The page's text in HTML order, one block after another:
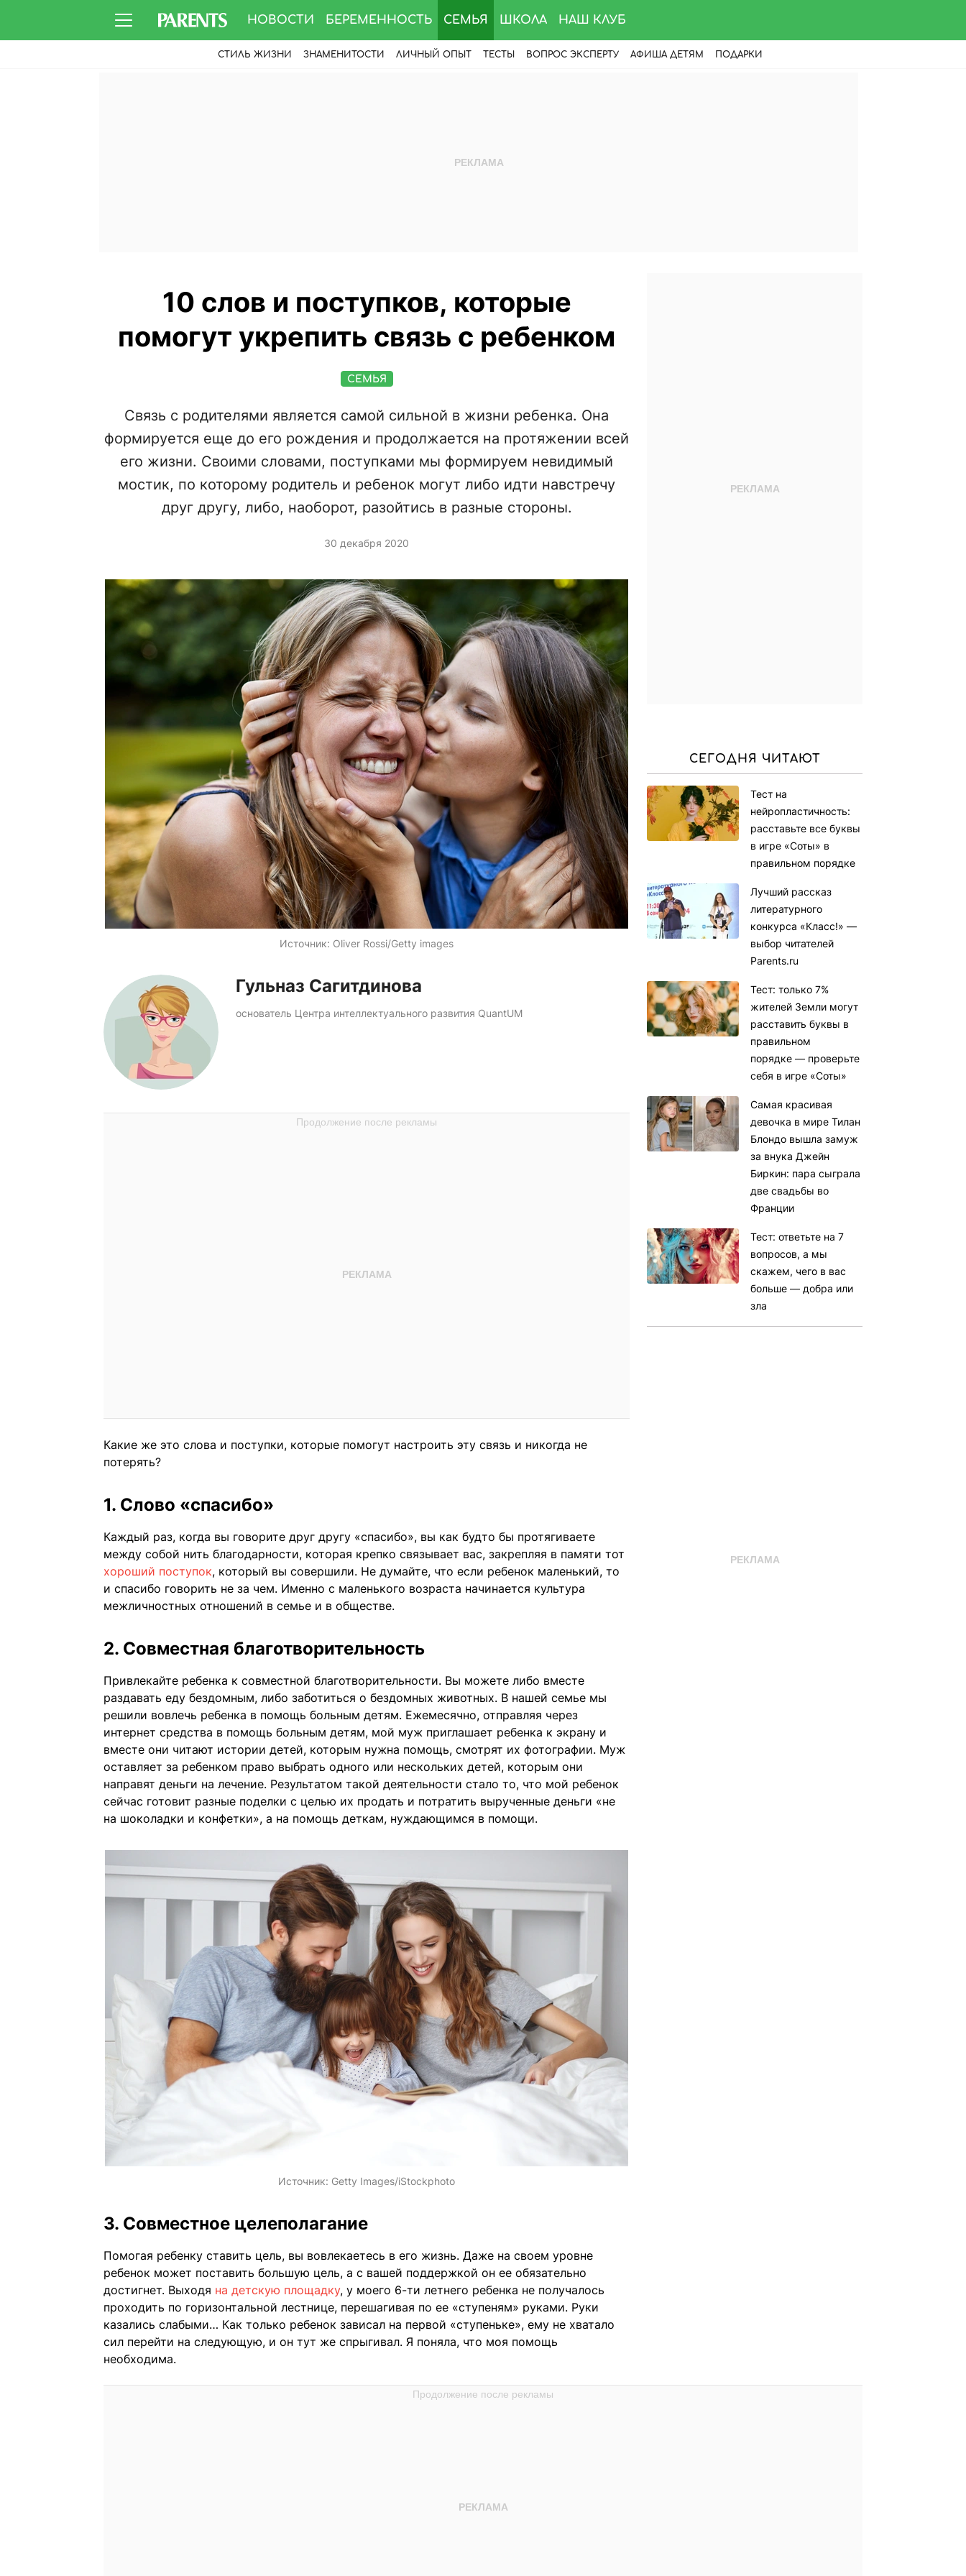
НОВОСТИ БЕРЕМЕННОСТЬ СЕМЬЯ ШКОЛА НАШ КЛУБ
СТИЛЬ ЖИЗНИ ЗНАМЕНИТОСТИ ЛИЧНЫЙ ОПЫТ ТЕСТЫ ВОПРОС ЭКСПЕРТУ АФИША ДЕТЯМ ПОДАРКИ
10 слов и поступков, которые
помогут укрепить связь с ребенком
СЕМЬЯ
Связь с родителями является самой сильной в жизни ребенка. Она
формируется еще до его рождения и продолжается на протяжении всей
его жизни. Своими словами, поступками мы формируем невидимый
мостик, по которому родитель и ребенок могут либо идти навстречу
друг другу, либо, наоборот, разойтись в разные стороны.
30 декабря 2020
Источник: Oliver Rossi/Getty images
Гульназ Сагитдинова
основатель Центра интеллектуального развития QuantUM
Какие же это слова и поступки, которые помогут настроить эту связь и никогда не
потерять?
1. Слово «спасибо»
Каждый раз, когда вы говорите друг другу «спасибо», вы как будто бы протягиваете
между собой нить благодарности, которая крепко связывает вас, закрепляя в памяти тот
хороший поступок, который вы совершили. Не думайте, что если ребенок маленький, то
и спасибо говорить не за чем. Именно с маленького возраста начинается культура
межличностных отношений в семье и в обществе.
2. Совместная благотворительность
Привлекайте ребенка к совместной благотворительности. Вы можете либо вместе
раздавать еду бездомным, либо заботиться о бездомных животных. В нашей семье мы
решили вовлечь ребенка в помощь больным детям. Ежемесячно, отправляя через
интернет средства в помощь больным детям, мой муж приглашает ребенка к экрану и
вместе они читают истории детей, которым нужна помощь, смотрят их фотографии. Муж
оставляет за ребенком право выбрать одного или нескольких детей, которым они
направят деньги на лечение. Результатом такой деятельности стало то, что мой ребенок
сейчас готовит разные поделки с целью их продать и потратить вырученные деньги «не
на шоколадки и конфетки», а на помощь деткам, нуждающимся в помощи.
Источник: Getty Images/iStockphoto
3. Совместное целеполагание
Помогая ребенку ставить цель, вы вовлекаетесь в его жизнь. Даже на своем уровне
ребенок может поставить большую цель, а с вашей поддержкой он ее обязательно
достигнет. Выходя на детскую площадку, у моего 6-ти летнего ребенка не получалось
проходить по горизонтальной лестнице, перешагивая по ее «ступеням» руками. Руки
казались слабыми… Как только ребенок зависал на первой «ступеньке», ему не хватало
сил перейти на следующую, и он тут же спрыгивал. Я поняла, что моя помощь
необходима.
СЕГОДНЯ ЧИТАЮТ
Тест на
нейропластичность:
расставьте все буквы
в игре «Соты» в
правильном порядке
Лучший рассказ
литературного
конкурса «Класс!» —
выбор читателей
Parents.ru
Тест: только 7%
жителей Земли могут
расставить буквы в
правильном
порядке — проверьте
себя в игре «Соты»
Самая красивая
девочка в мире Тилан
Блондо вышла замуж
за внука Джейн
Биркин: пара сыграла
две свадьбы во
Франции
Тест: ответьте на 7
вопросов, а мы
скажем, чего в вас
больше — добра или
зла